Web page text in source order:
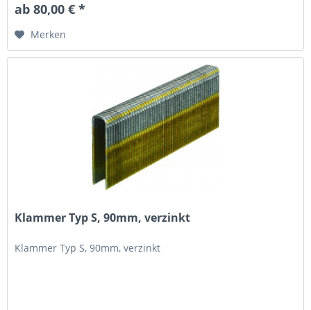
ab 80,00 € *
Merken
Klammer Typ S, 90mm, verzinkt
Klammer Typ S, 90mm, verzinkt